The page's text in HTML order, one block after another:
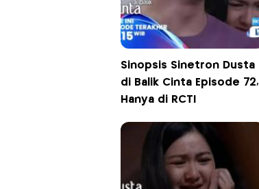
Sinopsis Sinetron Dusta
di Balik Cinta Episode 72,
Hanya di RCTI